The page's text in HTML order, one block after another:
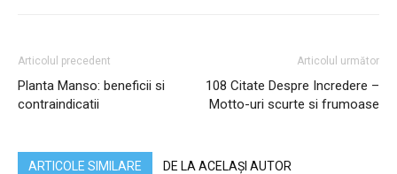
Articolul precedent
Planta Manso: beneficii si
contraindicatii
Articolul următor
108 Citate Despre Incredere –
Motto-uri scurte si frumoase
ARTICOLE SIMILARE DE LA ACELAȘI AUTOR